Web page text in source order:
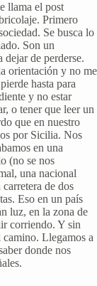
llama el post
Primero
Se busca lo
Son un
de perderse.
orientación y no me
hasta para
y no estar
o tener que leer un
que en nuestro
por Sicilia. Nos
en una
(no se nos
una nacional
de dos
Eso en un país
luz, en la zona de
corriendo. Y sin
camino. Llegamos a
donde nos